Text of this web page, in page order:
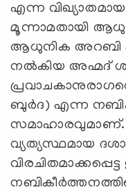
എന്ന
മൂന്നാമതായി
ആധുനിക അറബി
നല്‍കിയ അഹ്മദ്
ബുര്‍ദ) എന്ന
സമാഹാരവുമാണ്.
വ്യത്യസ്ഥമായ